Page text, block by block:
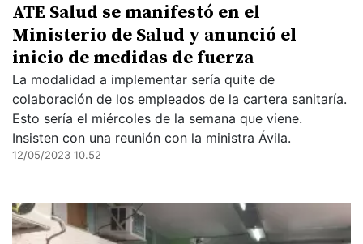
ATE Salud se manifestó en el
Ministerio de Salud y anunció el
inicio de medidas de fuerza
La modalidad a implementar sería quite de
colaboración de los empleados de la cartera sanitaría.
Esto sería el miércoles de la semana que viene.
Insisten con una reunión con la ministra Ávila.
12/05/2023 10.52